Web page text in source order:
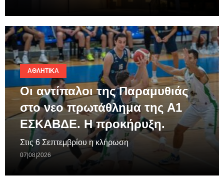
ΑΘΛΗΤΙΚΆ
Οι αντίπαλοι της Παραμυθιάς
στο νεο πρωτάθλημα της A1
ΕΣΚΑΒΔΕ. Η προκήρυξη.
Στις 6 Σεπτεμβρίου η κλήρωση
07|08|2026